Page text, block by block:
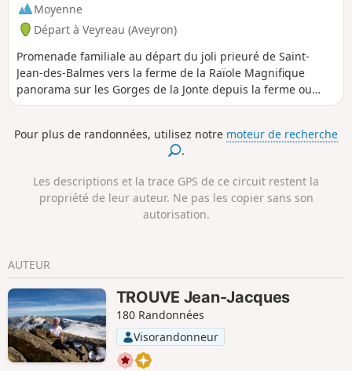
Moyenne
Départ à Veyreau (Aveyron)
Promenade familiale au départ du joli prieuré de Saint-
Jean-des-Balmes vers la ferme de la Raïole Magnifique
panorama sur les Gorges de la Jonte depuis la ferme ou
depuis les antennes.
Pour plus de randonnées, utilisez notre moteur de recherche
.
Les descriptions et la trace GPS de ce circuit restent la
propriété de leur auteur. Ne pas les copier sans son
autorisation.
AUTEUR
TROUVE Jean-Jacques
180 Randonnées
Visorandonneur